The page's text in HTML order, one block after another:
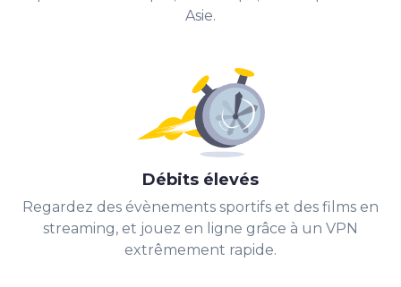
Asie.
Débits élevés
Regardez des évènements sportifs et des films en
streaming, et jouez en ligne grâce à un VPN
extrêmement rapide.